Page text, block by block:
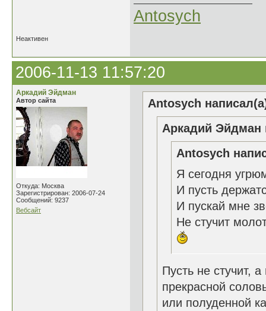
Antosych
Неактивен
2006-11-13 11:57:20
Аркадий Эйдман
Автор сайта
Откуда: Москва
Зарегистрирован: 2006-07-24
Сообщений: 9237
Вебсайт
Antosych
Аркадий Эйдман
Antosych
Я сегодня
И пусть
И пускай мне
Не стучит
Пусть не стучит, а
прекрасной
или полуденной